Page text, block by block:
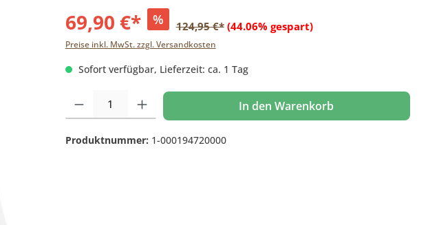
69,90 €* % 124,95 €* (44.06% gespart)
Preise inkl. MwSt. zzgl. Versandkosten
Sofort verfügbar, Lieferzeit: ca. 1 Tag
Produkt Anzahl: Gib den gewünschten Wert ein oder benutze die Schaltflächen um die
In den Warenkorb
Produktnummer: 1-000194720000